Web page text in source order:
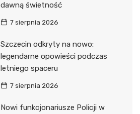
dawną świetność
7 sierpnia 2026
Szczecin odkryty na nowo:
legendarne opowieści podczas
letniego spaceru
7 sierpnia 2026
Nowi funkcjonariusze Policji w